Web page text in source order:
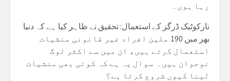
رہا ہوں۔
نارکوٹیک ڈرگز کے استعمال: تحقیق نے ظاہر کیا ہے کہ دنیا
بھر میں 190 ملین افراد غیر قانونی منشیات
استعمال کرتے ہیں، ان میں سے اکثر لوگ
نوجوان ہیں۔ سوال یہ ہے کہ کوئی بھی منشیات
لینا کیوں شروع کرتا ہے؟